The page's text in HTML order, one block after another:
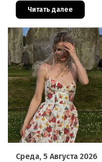
является выражением
Читать далее
Среда, 5 Августа 2026